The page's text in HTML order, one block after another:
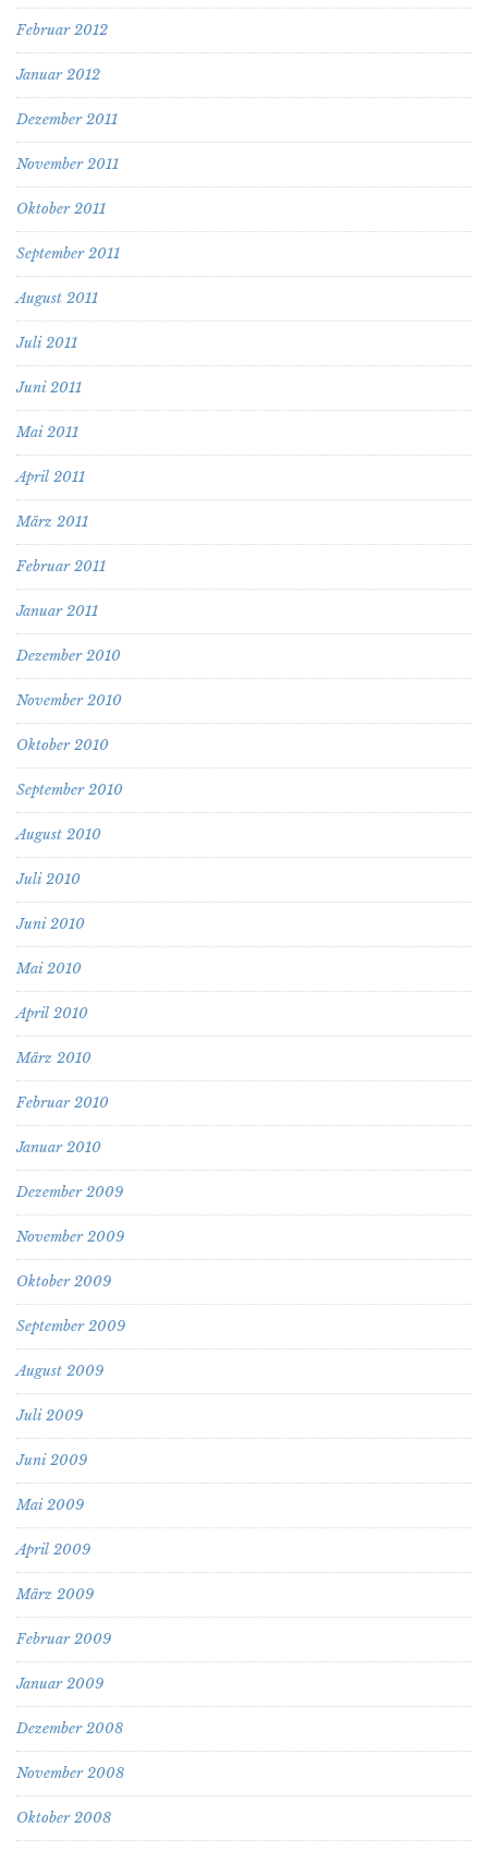
Februar 2012
Januar 2012
Dezember 2011
November 2011
Oktober 2011
September 2011
August 2011
Juli 2011
Juni 2011
Mai 2011
April 2011
März 2011
Februar 2011
Januar 2011
Dezember 2010
November 2010
Oktober 2010
September 2010
August 2010
Juli 2010
Juni 2010
Mai 2010
April 2010
März 2010
Februar 2010
Januar 2010
Dezember 2009
November 2009
Oktober 2009
September 2009
August 2009
Juli 2009
Juni 2009
Mai 2009
April 2009
März 2009
Februar 2009
Januar 2009
Dezember 2008
November 2008
Oktober 2008